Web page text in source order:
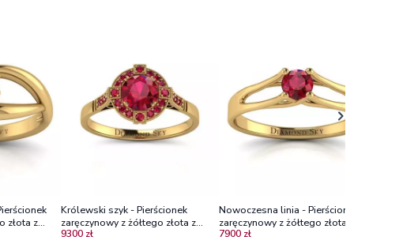
złota z
Królewski szyk - Pierścionek
zaręczynowy z żółtego złota z
rubinami
9300 zł
Nowoczesna linia - Pierścionek
zaręczynowy z żółtego złota z
rubinem
7900 zł